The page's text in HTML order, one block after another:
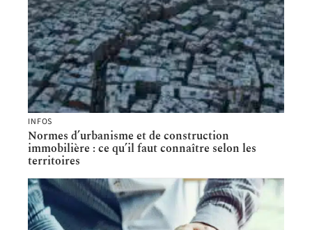
INFOS
Normes d’urbanisme et de construction
immobilière : ce qu’il faut connaître selon les
territoires